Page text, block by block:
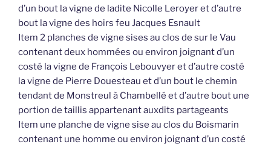
d’un bout la vigne de ladite Nicolle Leroyer et d’autre
bout la vigne des hoirs feu Jacques Esnault
Item 2 planches de vigne sises au clos de sur le Vau
contenant deux hommées ou environ joignant d’un
costé la vigne de François Lebouvyer et d’autre costé
la vigne de Pierre Douesteau et d’un bout le chemin
tendant de Monstreul à Chambellé et d’autre bout une
portion de taillis appartenant auxdits partageants
Item une planche de vigne sise au clos du Boismarin
contenant une homme ou environ joignant d’un costé